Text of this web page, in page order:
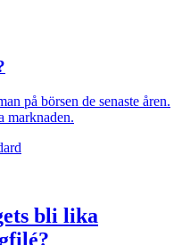
på börsen de senaste åren.
marknaden.
bli lika